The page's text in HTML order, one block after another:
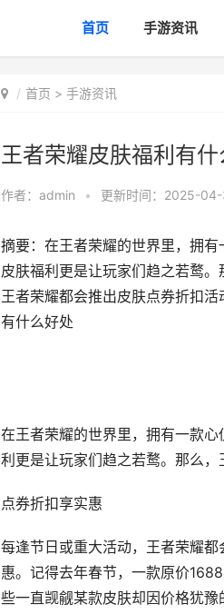
首页 手游资讯
首页 > 手游资讯
王者荣耀皮肤福利有
作者： admin • 更新时间：2025-
摘要：在王者荣耀的世界里，拥
皮肤福利更是让玩家们趋之若鹜
王者荣耀都会推出皮肤点券折扣
有什么好处
在王者荣耀的世界里，拥有一款
利更是让玩家们趋之若鹜。那么，
点券折扣享实惠
每逢节日或重大活动，王者荣耀
惠。记得去年春节，一款原价
些一直觊觎某款皮肤却因价格犹